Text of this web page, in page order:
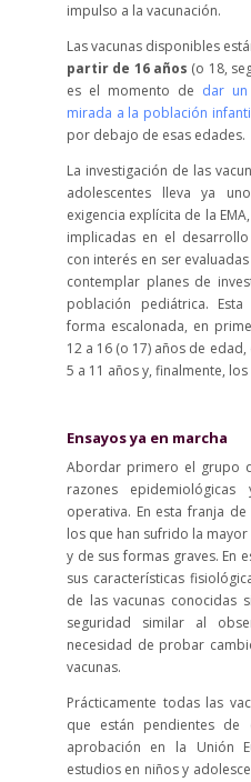
impulso a la vacunación.
Las vacunas disponibles
partir de 16 años (o 18,
es el momento de dar
mirada a la población
por debajo de esas edades.
La investigación de las
adolescentes lleva ya
exigencia explícita de la
implicadas en el
con interés en ser
contemplar planes de
población pediátrica.
forma escalonada, en
12 a 16 (o 17) años de
5 a 11 años y, finalmente,
Ensayos ya en marcha
Abordar primero el grupo
razones
operativa. En esta franja
los que han sufrido la
y de sus formas graves. En
sus características
de las vacunas conocidas
seguridad similar al
necesidad de probar
vacunas.
Prácticamente todas las
que están pendientes de
aprobación en la Unión
estudios en niños y